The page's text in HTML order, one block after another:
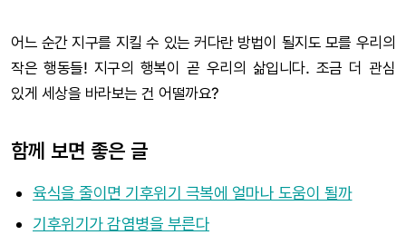
어느 순간 지구를 지킬 수 있는 커다란 방법이 될지도 모를 우리의
작은 행동들! 지구의 행복이 곧 우리의 삶입니다. 조금 더 관심
있게 세상을 바라보는 건 어떨까요?
함께 보면 좋은 글
육식을 줄이면 기후위기 극복에 얼마나 도움이 될까
기후위기가 감염병을 부른다